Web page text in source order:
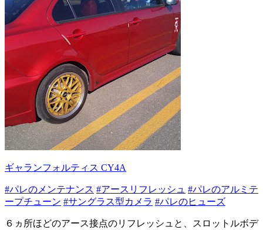
ギャランフォルティス CY4A
#パレのメンテナンス #アースリフレッシュ #パレのアルミテ
ープチューン #サングラス型カメラ #パレのヒューズ
６ヵ所ほどのアース接点のリフレッシュと、スロットルボデ